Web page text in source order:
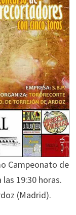
Campeonato de
19:30 horas.
(Madrid).